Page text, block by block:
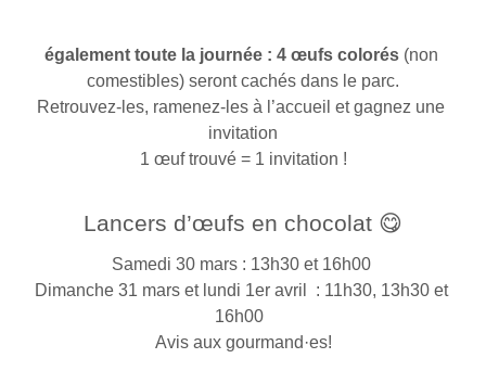
également toute la journée : 4 œufs colorés (non
comestibles) seront cachés dans le parc.
Retrouvez-les, ramenez-les à l’accueil et gagnez une
invitation
1 œuf trouvé = 1 invitation !
Lancers d’œufs en chocolat 😋
Samedi 30 mars : 13h30 et 16h00
Dimanche 31 mars et lundi 1er avril  : 11h30, 13h30 et
16h00
Avis aux gourmand·es!